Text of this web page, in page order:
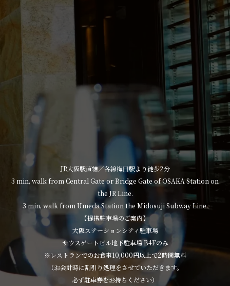
JR大阪駅直結／各線梅田駅より徒歩2分
3 min, walk from Central Gate or Bridge Gate of OSAKA Station on
the JR Line.
3 min, walk from Umeda Station the Midosuji Subway Line.
【提携駐車場のご案内】
大阪ステーションシティ駐車場
サウスゲートビル地下駐車場 B4Fのみ
※レストランでのお食事10,000円以上で2時間無料
（お会計時に割引り処理をさせていただきます。
必ず駐車券をお持ちください）